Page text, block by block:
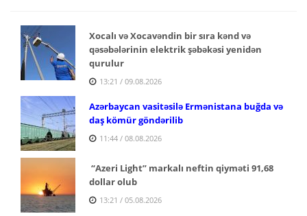
Xocalı və Xocavəndin bir sıra kənd və
qəsəbələrinin elektrik şəbəkəsi yenidən
qurulur
13:21 / 09.08.2026
Azərbaycan vasitəsilə Ermənistana buğda və
daş kömür göndərilib
11:44 / 08.08.2026
“Azeri Light” markalı neftin qiyməti 91,68
dollar olub
13:21 / 05.08.2026